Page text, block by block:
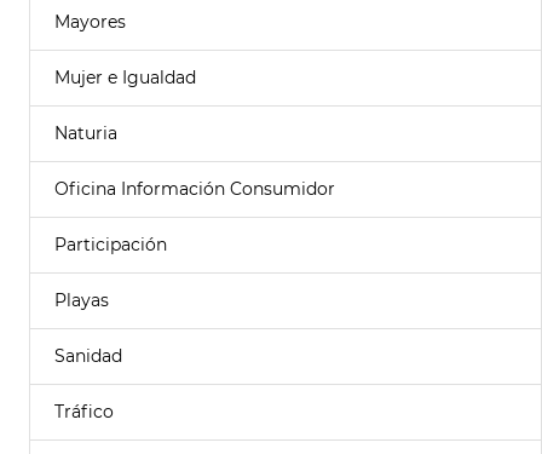
Mayores
Mujer e Igualdad
Naturia
Oficina Información Consumidor
Participación
Playas
Sanidad
Tráfico